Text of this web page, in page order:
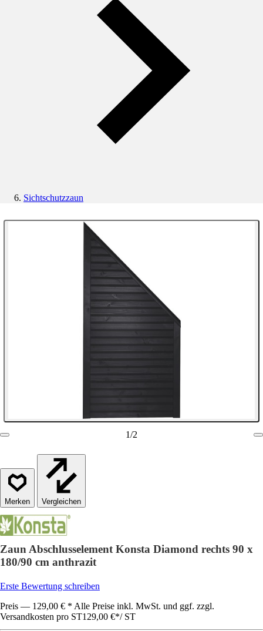
Sichtschutzzaun
1/2
Vergleichen
Zaun Abschlusselement Konsta Diamond rechts 90 x
180/90 cm anthrazit
Erste Bewertung schreiben
Preis — 129,00 € * Alle Preise inkl. MwSt. und ggf. zzgl.
Versandkosten pro ST129,00 €*/ ST